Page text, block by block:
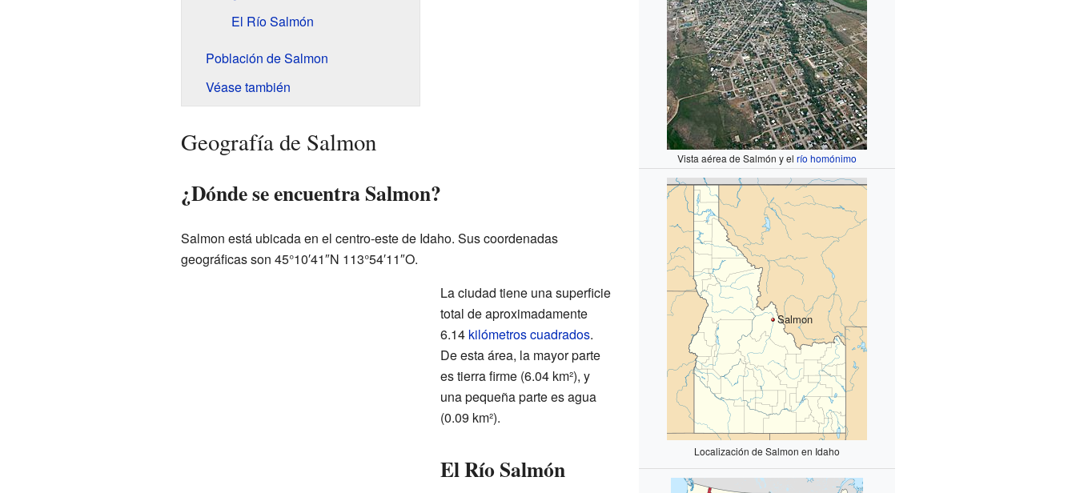
Vista aérea de Salmón y elrío homónimo
Salmon
Localización de Salmon en Idaho
El Río Salmón
Población de Salmon
Véase también
Geografía de Salmon
¿Dónde se encuentra Salmon?
Salmon está ubicada en el centro-este de Idaho. Sus coordenadas
geográficas son 45°10′41″N 113°54′11″O.
La ciudad tiene una superficie
total de aproximadamente
6.14 kilómetros cuadrados.
De esta área, la mayor parte
es tierra firme (6.04 km²), y
una pequeña parte es agua
(0.09 km²).
El Río Salmón